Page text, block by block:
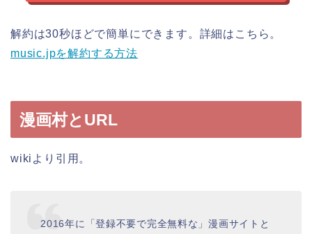
解約は30秒ほどで簡単にできます。詳細はこちら。
music.jpを解約する方法
漫画村とURL
wikiより引用。
2016年に「登録不要で完全無料な」漫画サイトと